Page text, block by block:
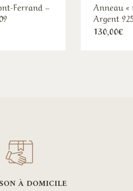
Ferrand –
Anneau «
Argent
130,00€
À DOMICILE